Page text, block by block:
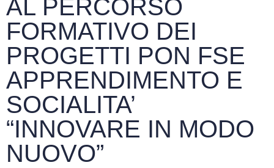
AL PERCORSO
FORMATIVO DEI
PROGETTI PON FSE
APPRENDIMENTO E
SOCIALITA’
“INNOVARE IN MODO
NUOVO”